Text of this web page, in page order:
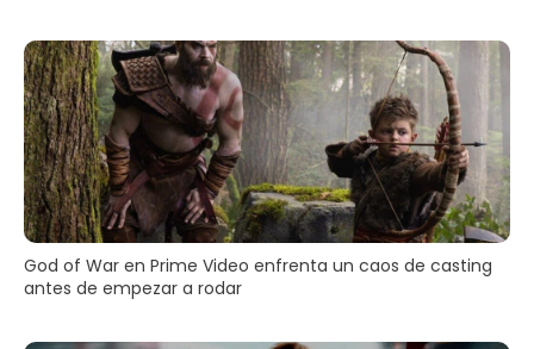
God of War en Prime Video enfrenta un caos de casting
antes de empezar a rodar